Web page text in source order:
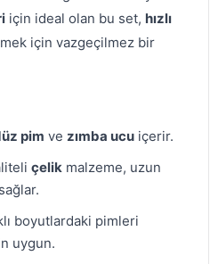
için ideal olan bu set, hızlı
için vazgeçilmez bir
pim ve zımba ucu içerir.
çelik malzeme, uzun
boyutlardaki pimleri
uygun.